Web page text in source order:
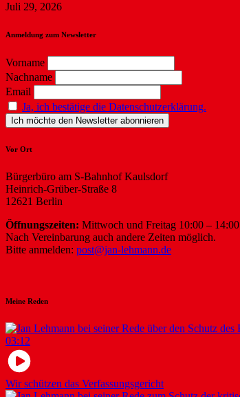
Juli 29, 2026
Anmeldung zum Newsletter
Vorname
Nachname
Email
Ja, ich bestätige die Datenschutzerklärung.
Vor Ort
Bürgerbüro am S-Bahnhof Kaulsdorf
Heinrich-Grüber-Straße 8
12621 Berlin
Öffnungszeiten: Mittwoch und Freitag 10:00 – 14:00
Nach Vereinbarung auch andere Zeiten möglich.
Bitte anmelden: post@jan-lehmann.de
Meine Reden
03:12
Wir schützen das Verfassungsgericht